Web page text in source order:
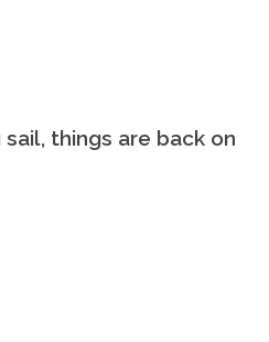
things are back on